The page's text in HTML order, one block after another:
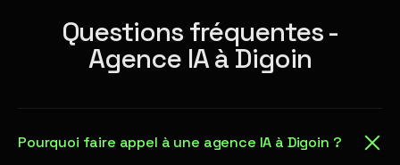
Questions fréquentes -
Agence IA à Digoin
Pourquoi faire appel à une agence IA à Digoin ?